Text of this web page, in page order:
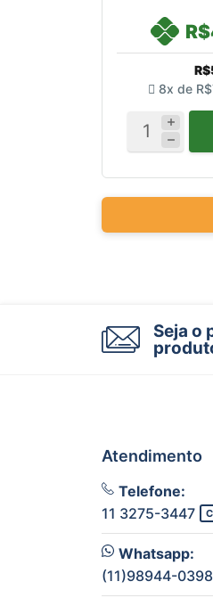
8x de
Seja o
Atendimento
Telefone:
11 3275-3447
Whatsapp:
(11)98944-0398